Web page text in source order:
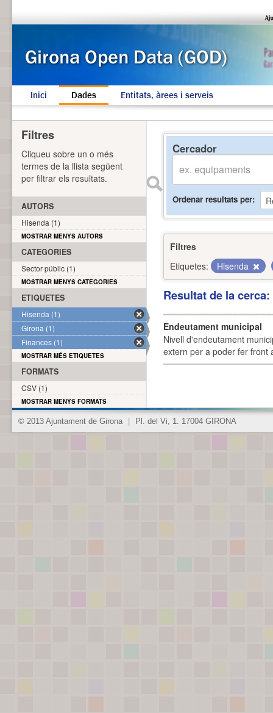
Inici Dades Entitats, àrees i serveis
Cercador
Ordenar resultats per
Filtres
Etiquetes:
Hisenda
Resultat de la
Endeutament municipal
Nivell d'endeutament
extern per a poder fer front
Filtres
Cliqueu sobre un o més
termes de la llista següent
per filtrar els resultats.
AUTORS
Hisenda (1)
MOSTRAR MENYS AUTORS
CATEGORIES
Sector públic (1)
MOSTRAR MENYS CATEGORIES
ETIQUETES
Hisenda (1)
Girona (1)
Finances (1)
MOSTRAR MÉS ETIQUETES
FORMATS
CSV (1)
MOSTRAR MENYS FORMATS
© 2013 Ajuntament de Girona Pl. del Vi, 1. 17004 GIRONA